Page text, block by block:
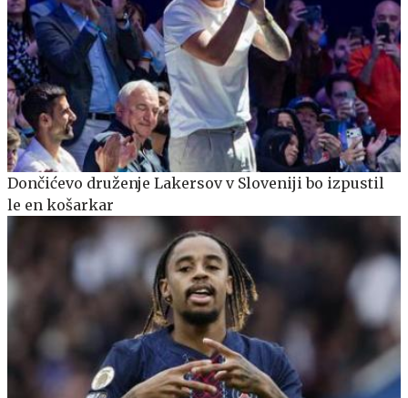
Dončićevo druženje Lakersov v Sloveniji bo izpustil
le en košarkar